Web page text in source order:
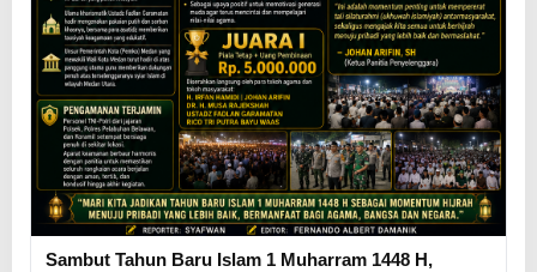
Sambut Tahun Baru Islam 1 Muharram 1448 H,